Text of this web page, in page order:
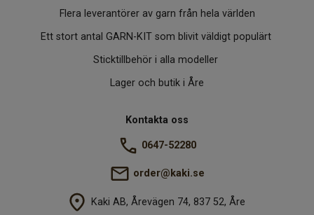
Flera leverantörer av garn från hela världen
Ett stort antal GARN-KIT som blivit väldigt populärt
Sticktillbehör i alla modeller
Lager och butik i Åre
Kontakta oss
0647-52280
order@kaki.se
Kaki AB, Årevägen 74, 837 52, Åre